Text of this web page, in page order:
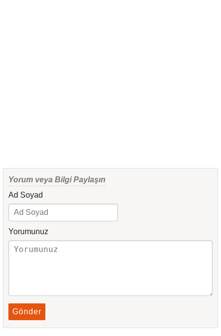
Yorum veya Bilgi Paylaşın
Ad Soyad
Yorumunuz
Gönder